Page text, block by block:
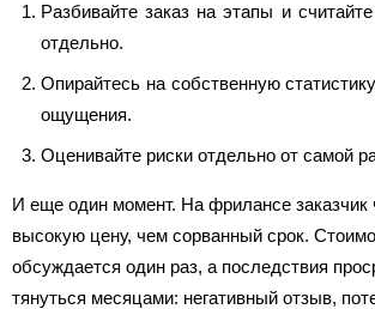
Разбивайте заказ на этапы и
отдельно.
Опирайтесь на собственную
ощущения.
Оценивайте риски отдельно от самой
И еще один момент. На фрилансе
высокую цену, чем сорванный срок.
обсуждается один раз, а последствия
тянуться месяцами: негативный отзыв,